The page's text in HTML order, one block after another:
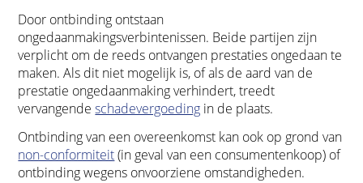
Door ontbinding ontstaan
ongedaanmakingsverbintenissen. Beide partijen zijn
verplicht om de reeds ontvangen prestaties ongedaan te
maken. Als dit niet mogelijk is, of als de aard van de
prestatie ongedaanmaking verhindert, treedt
vervangendeschadevergoeding in de plaats.
Ontbinding van een overeenkomst kan ook op grond van
non-conformiteit(in geval van een consumentenkoop) of
ontbinding wegens onvoorziene omstandigheden.